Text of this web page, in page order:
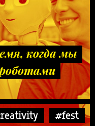
когда мы
#fest